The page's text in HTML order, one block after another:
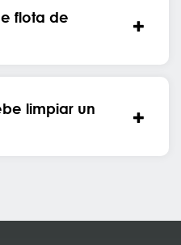
flota de
limpiar un